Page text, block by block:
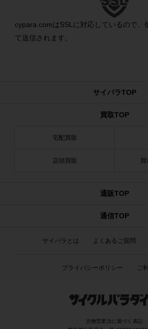
cypara.comはSSLに対応しているので、
て送信されます。
サイパラTOP
買取TOP
宅配買取
店頭買取 買
通販TOP
通信TOP
サイパラとは よくあるご質問
プライバシーポリシー ご
古物営業法に基づく表記